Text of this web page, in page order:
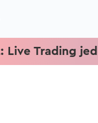
jeden